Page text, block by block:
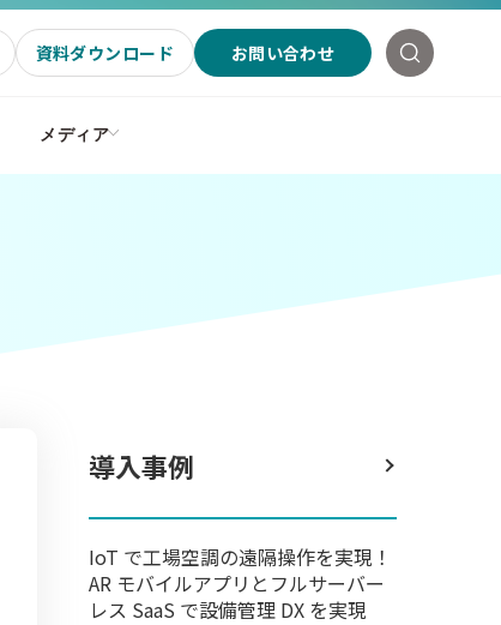
資料ダウンロード お問い合わせ
メディア
導入事例
IoT で工場空調の遠隔操作を実現！
AR モバイルアプリとフルサーバー
レス SaaS で設備管理 DX を実現